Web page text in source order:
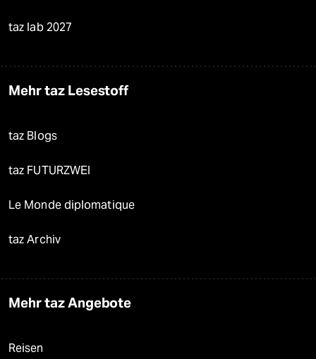
taz lab 2027
Mehr taz Lesestoff
taz Blogs
taz FUTURZWEI
Le Monde diplomatique
taz Archiv
Mehr taz Angebote
Reisen